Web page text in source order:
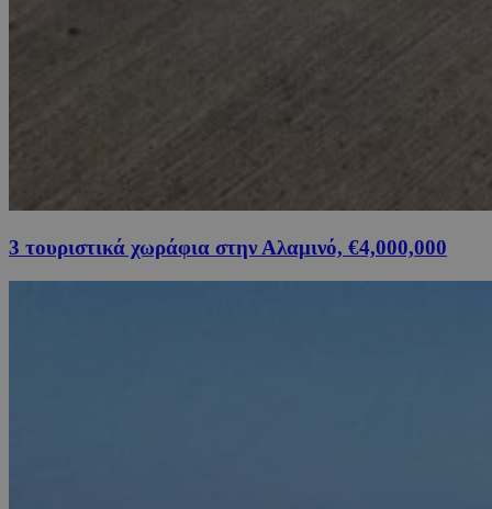
3 τουριστικά χωράφια στην Αλαμινό, €4,000,000